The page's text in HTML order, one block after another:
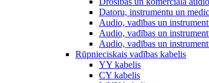
Datoru, instrumentu un
Audio, vadības un
Audio, vadības un
Audio, vadības un
Rūpnieciskais vadības kabelis
YY kabelis
CY kabelis